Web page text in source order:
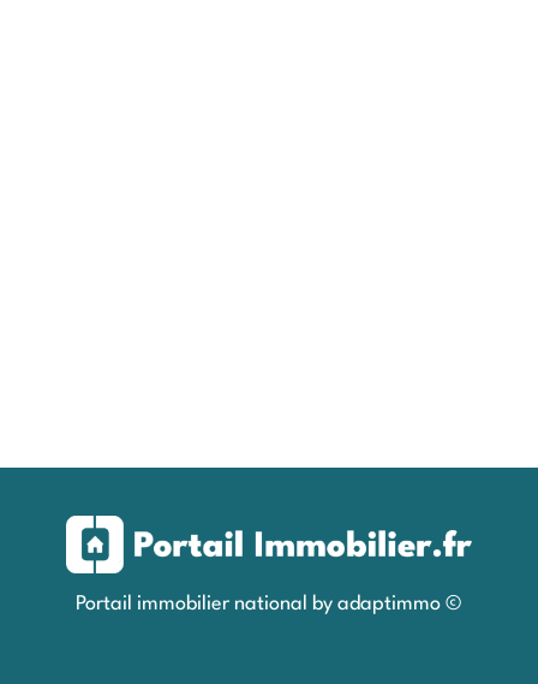
Portail immobilier national by adaptimmo ©